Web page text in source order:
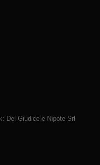
Del Giudice e Nipote Srl